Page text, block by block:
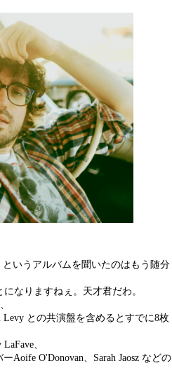
というアルバムを聞いたのはもう随分
なりますねぇ。天才君だわ。
Levy との共演盤を含めるとすでに8枚
、
Aoife O'Donovan、Sarah Jaosz などの